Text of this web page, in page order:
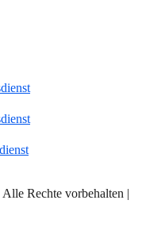
Alle Rechte vorbehalten |